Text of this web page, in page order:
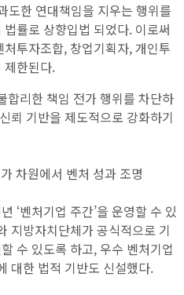
도한 연대책임을 지우는 행위를
률로 상향입법 되었다. 이로써
투자조합, 창업기획자, 개인투
제한된다.
합리한 책임 전가 행위를 차단하
뢰 기반을 제도적으로 강화하기
차원에서 벤처 성과 조명
‘벤처기업 주간’을 운영할 수 있
지방자치단체가 공식적으로 기
수 있도록 하고, 우수 벤처기업
대한 법적 기반도 신설했다.